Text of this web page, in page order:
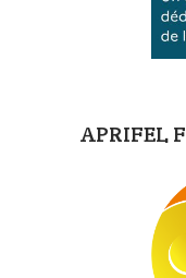
APRIFEL